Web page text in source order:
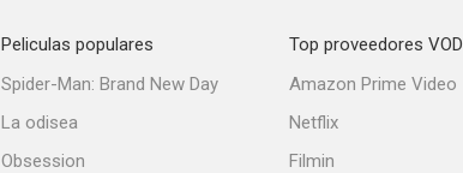
Peliculas populares
Spider-Man: Brand New Day
La odisea
Obsession
Top proveedores VOD
Amazon Prime Video
Netflix
Filmin